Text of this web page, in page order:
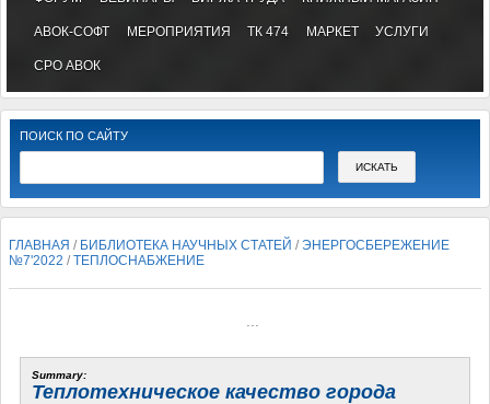
АВОК-СОФТ МЕРОПРИЯТИЯ ТК 474 МАРКЕТ УСЛУГИ
СРО АВОК
ПОИСК ПО САЙТУ
ГЛАВНАЯ / БИБЛИОТЕКА НАУЧНЫХ СТАТЕЙ /ЭНЕРГОСБЕРЕЖЕНИЕ
№7'2022 /ТЕПЛОСНАБЖЕНИЕ
Summary:
Теплотехническое качество города